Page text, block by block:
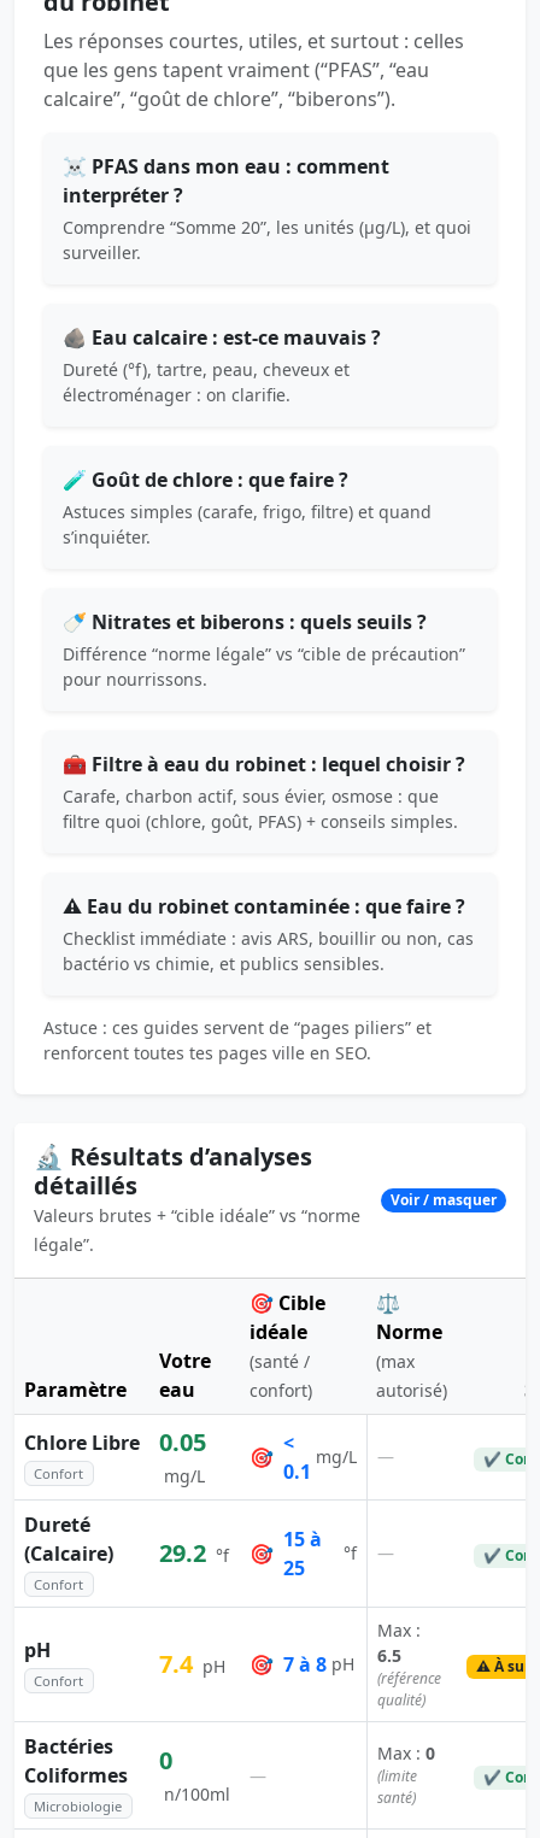
Les réponses courtes, utiles, et surtout : celles
que les gens tapent vraiment (“PFAS”, “eau
calcaire”, “goût de chlore”, “biberons”).
☠️ PFAS dans mon eau : comment
interpréter ?
Comprendre “Somme 20”, les unités (µg/L), et quoi
surveiller.
🪨 Eau calcaire : est-ce mauvais ?
Dureté (°f), tartre, peau, cheveux et
électroménager : on clarifie.
🧪 Goût de chlore : que faire ?
Astuces simples (carafe, frigo, filtre) et quand
s’inquiéter.
🍼 Nitrates et biberons : quels seuils ?
Différence “norme légale” vs “cible de précaution”
pour nourrissons.
🧰 Filtre à eau du robinet : lequel choisir ?
Carafe, charbon actif, sous évier, osmose : que
filtre quoi (chlore, goût, PFAS) + conseils simples.
⚠️ Eau du robinet contaminée : que faire ?
Checklist immédiate : avis ARS, bouillir ou non, cas
bactério vs chimie, et publics sensibles.
Astuce : ces guides servent de “pages piliers” et
renforcent toutes tes pages ville en SEO.
🔬 Résultats d’analyses
détaillés
Valeurs brutes + “cible idéale” vs “norme
légale”.
Voir / masquer
Paramètre
Votre
eau
🎯 Cible
idéale
(santé /
confort)
⚖️
Norme
(max
autorisé)
Chlore Libre
Confort
0.05
mg/L
🎯
<
0.1
mg/L — ✔
Dureté
(Calcaire)
Confort
29.2 °f 🎯
15 à
25
°f — ✔
pH
Confort
7.4 pH 🎯 7 à 8 pH
Max :
6.5
(référence
qualité)
⚠️ À
Bactéries
Coliformes
Microbiologie
0
n/100ml
—
Max : 0
(limite
santé)
✔